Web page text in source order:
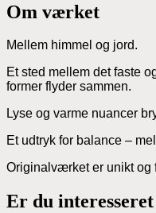
Om værket
Mellem himmel og jord.
Et sted mellem det faste
former flyder sammen.
Lyse og varme nuancer
Et udtryk for balance –
Originalværket er unikt og
Er du